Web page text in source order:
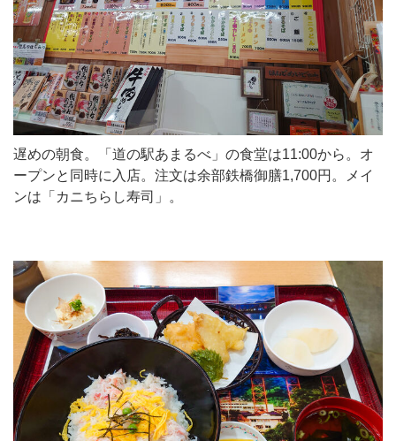
遅めの朝食。「道の駅あまるべ」の食堂は11:00から。オ
ープンと同時に入店。注文は余部鉄橋御膳1,700円。メイ
ンは「カニちらし寿司」。